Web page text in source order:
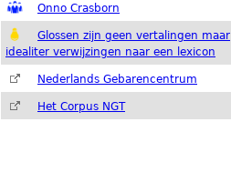
Onno Crasborn
Glossen zijn geen vertalingen maar
idealiter verwijzingen naar een lexicon
Nederlands Gebarencentrum
Het Corpus NGT